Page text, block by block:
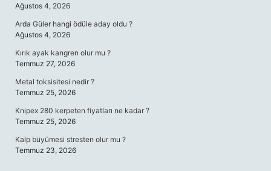
Ağustos 4, 2026
Arda Güler hangi ödüle aday oldu ?
Ağustos 4, 2026
Kırık ayak kangren olur mu ?
Temmuz 27, 2026
Metal toksisitesi nedir ?
Temmuz 25, 2026
Knipex 280 kerpeten fiyatları ne kadar ?
Temmuz 25, 2026
Kalp büyümesi stresten olur mu ?
Temmuz 23, 2026